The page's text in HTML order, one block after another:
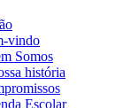
vindo
Somos
história
Escolar